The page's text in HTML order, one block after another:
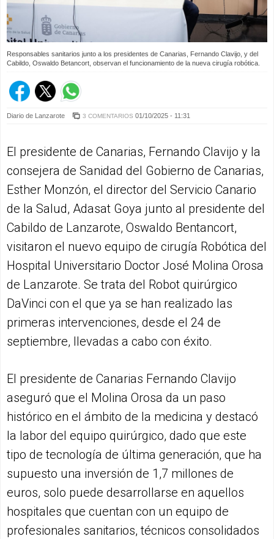
Responsables sanitarios junto a los presidentes de Canarias, Fernando Clavijo, y del
Cabildo, Oswaldo Betancort, observan el funcionamiento de la nueva cirugía robótica.
Diario de Lanzarote 3 COMENTARIOS 01/10/2025 - 11:31
El presidente de Canarias, Fernando Clavijo y la
consejera de Sanidad del Gobierno de Canarias,
Esther Monzón, el director del Servicio Canario
de la Salud, Adasat Goya junto al presidente del
Cabildo de Lanzarote, Oswaldo Bentancort,
visitaron el nuevo equipo de cirugía Robótica del
Hospital Universitario Doctor José Molina Orosa
de Lanzarote. Se trata del Robot quirúrgico
DaVinci con el que ya se han realizado las
primeras intervenciones, desde el 24 de
septiembre, llevadas a cabo con éxito.
El presidente de Canarias Fernando Clavijo
aseguró que el Molina Orosa da un paso
histórico en el ámbito de la medicina y destacó
la labor del equipo quirúrgico, dado que este
tipo de tecnología de última generación, que ha
supuesto una inversión de 1,7 millones de
euros, solo puede desarrollarse en aquellos
hospitales que cuentan con un equipo de
profesionales sanitarios, técnicos consolidados